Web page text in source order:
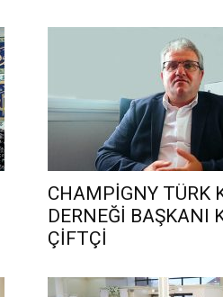
CHAMPİGNY TÜRK
DERNEĞİ BAŞKANI
ÇİFTÇİ